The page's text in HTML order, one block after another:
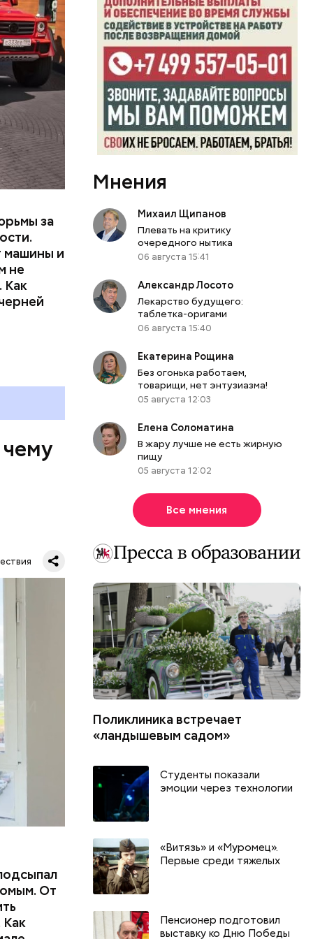
за
машины и
не
Как
От
в
сын
Мнения
Михаил Щипанов
Плевать на критику
очередного нытика
06 августа 15:41
Александр Лосото
Лекарство будущего:
таблетка-оригами
06 августа 15:40
Екатерина Рощина
Без огонька работаем,
товарищи, нет энтузиазма!
05 августа 12:03
Елена Соломатина
В жару лучше не есть жирную
пищу
05 августа 12:02
Все мнения
Поликлиника встречает
«ландышевым садом»
Студенты показали
эмоции через технологии
«Витязь» и «Муромец».
Первые среди тяжелых
Пенсионер подготовил
выставку ко Дню Победы